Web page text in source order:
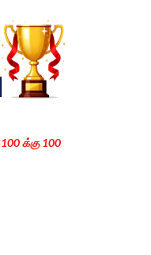
க்கு 100